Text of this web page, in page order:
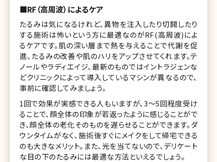
■RF（高周波）によるケア
たるみは気になるけれど、異物を注入したり切開したり
する施術は怖いという方に最適なのがRF(高周波)によ
るケアです。肌の深い層まで熱を与えることで代謝を促
進、たるみの改善や肌のハリをアップさせてくれます。テ
ノールやラディエイジ、最新のものではイントラジェンな
どクリニックによって導入しているマシンが異なるので、
事前に確認してみましょう。
1回で効果が実感できる人もいますが、3～5回程度受け
ることで、顔全体の印象が若返ったように感じることがで
き、顔全体の老化そのものを遅らせることができます。ダ
ウンタイムがなく、施術後すぐにメイクをして帰宅できる
のも大きなメリット。また、光を当てないので、デリケート
な目の下のたるみには最適な方法といえるでしょう。